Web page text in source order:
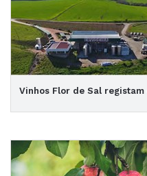
Vinhos Flor de Sal